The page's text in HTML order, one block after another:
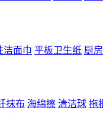
洁面巾 平板卫生纸 厨
抹布 海绵擦 清洁球 拖